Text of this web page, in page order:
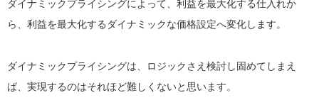
ダイナミックプライシングによって、利益を最大化する仕入れか
ら、利益を最大化するダイナミックな価格設定へ変化します。
ダイナミックプライシングは、ロジックさえ検討し固めてしまえ
ば、実現するのはそれほど難しくないと思います。